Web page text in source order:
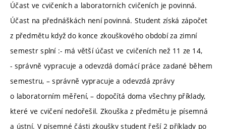
Účast ve cvičeních a laboratorních cvičeních je povinná.
Účast na přednáškách není povinná. Student získá zápočet
z předmětu když do konce zkouškového období za zimní
semestr splní :- má větší účast ve cvičeních než 11 ze 14,
- správně vypracuje a odevzdá domácí práce zadané během
semestru, – správně vypracuje a odevzdá zprávy
o laboratorním měření, – dopočítá doma všechny příklady,
které ve cvičení nedořešil. Zkouška z předmětu je písemná
a ústní. V písemné části zkoušky student řeší 2 příklady po